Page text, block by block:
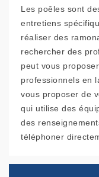
Les poêles sont
entretiens
réaliser des
rechercher des
peut vous
professionnels en
vous proposer de
qui utilise des
des
téléphoner